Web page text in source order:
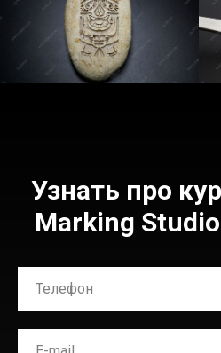
Узнать про
Marking